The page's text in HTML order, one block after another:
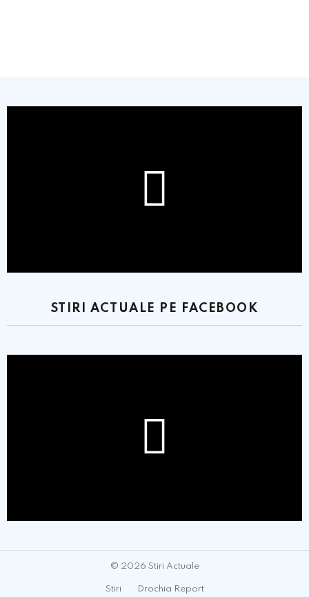
STIRI ACTUALE PE FACEBOOK
© 2026 Stiri Actuale
Stiri Drochia Report